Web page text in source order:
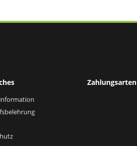
Zahlungsarten